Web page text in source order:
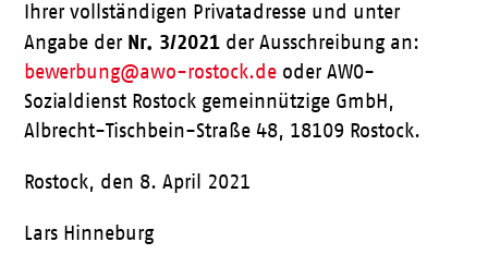
Ihrer vollständigen Privatadresse und unter
Angabe der Nr. 3/2021 der Ausschreibung an:
bewerbung@awo-rostock.de oder AWO-
Sozialdienst Rostock gemeinnützige GmbH,
Albrecht-Tischbein-Straße 48, 18109 Rostock.
Rostock, den 8. April 2021
Lars Hinneburg